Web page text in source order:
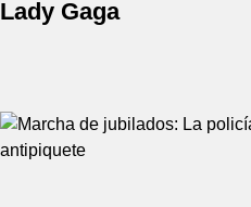
Lady Gaga